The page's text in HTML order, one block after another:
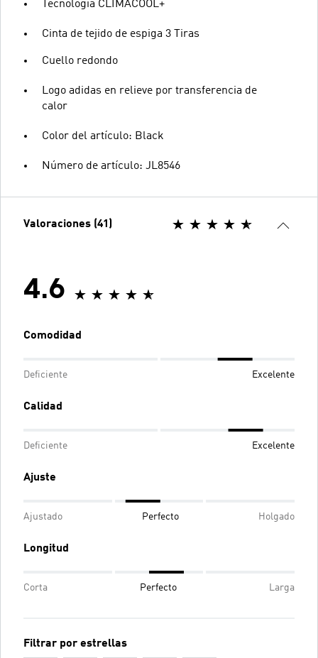
Tecnología CLIMACOOL+
Cinta de tejido de espiga 3 Tiras
Cuello redondo
Logo adidas en relieve por transferencia de
calor
Color del artículo: Black
Número de artículo: JL8546
Valoraciones (41)
4.6
Comodidad
Deficiente Excelente
Calidad
Deficiente Excelente
Ajuste
Ajustado Perfecto Holgado
Longitud
Corta Perfecto Larga
Filtrar por estrellas